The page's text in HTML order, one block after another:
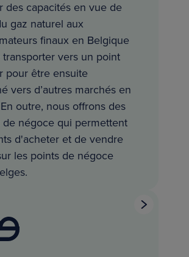
des capacités en vue de
gaz naturel aux
finaux en Belgique
vers un point
pour être ensuite
vers d’autres marchés en
outre, nous offrons des
de négoce qui permettent
d'acheter et de vendre
les points de négoce